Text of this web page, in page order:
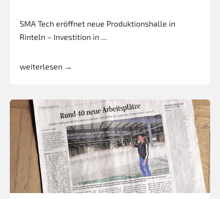
SMA Tech eröffnet neue Produktionshalle in
Rinteln – Investition in ...
weiterlesen →